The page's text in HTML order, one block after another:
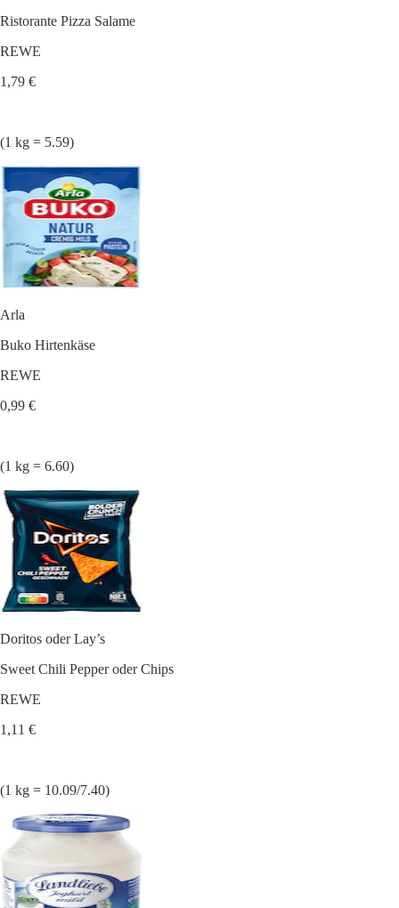
Ristorante Pizza Salame
REWE
1,79 €
(1 kg = 5.59)
Arla
Buko Hirtenkäse
REWE
0,99 €
(1 kg = 6.60)
Doritos oder Lay’s
Sweet Chili Pepper oder Chips
REWE
1,11 €
(1 kg = 10.09/7.40)